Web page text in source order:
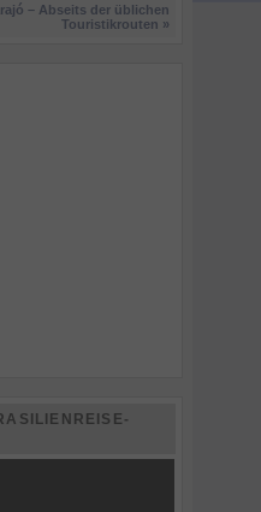
– Abseits der üblichen
Touristikrouten »